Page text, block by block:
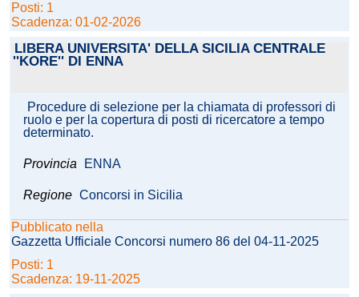
Posti: 1
Scadenza: 01-02-2026
LIBERA UNIVERSITA' DELLA SICILIA CENTRALE
''KORE'' DI ENNA
Procedure di selezione per la chiamata di professori di
ruolo e per la copertura di posti di ricercatore a tempo
determinato.
Provincia ENNA
Regione Concorsi in Sicilia
Pubblicato nella
Gazzetta Ufficiale Concorsi numero 86 del 04-11-2025
Posti: 1
Scadenza: 19-11-2025